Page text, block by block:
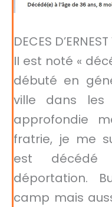
DECES
II est noté «
débuté en
ville dans les
approfondie
fratrie, je me
est décédé
déportation.
camp mais